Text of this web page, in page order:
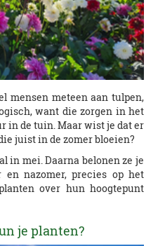
mensen meteen aan tulpen,
want die zorgen in het
in de tuin. Maar wist je dat er
juist in de zomer bloeien?
in mei. Daarna belonen ze je
nazomer, precies op het
over hun hoogtepunt
je planten?